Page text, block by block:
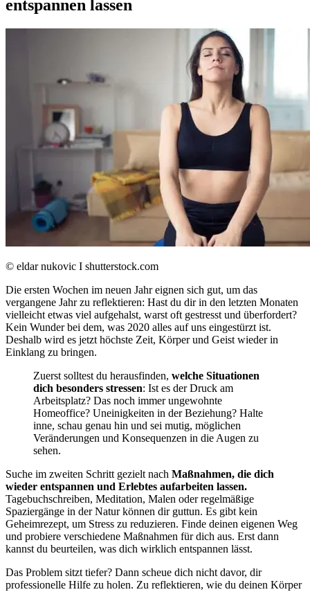
entspannen lassen
© eldar nukovic I shutterstock.com
Die ersten Wochen im neuen Jahr eignen sich gut, um das
vergangene Jahr zu reflektieren: Hast du dir in den letzten Monaten
vielleicht etwas viel aufgehalst, warst oft gestresst und überfordert?
Kein Wunder bei dem, was 2020 alles auf uns eingestürzt ist.
Deshalb wird es jetzt höchste Zeit, Körper und Geist wieder in
Einklang zu bringen.
Zuerst solltest du herausfinden, welche Situationen
dich besonders stressen: Ist es der Druck am
Arbeitsplatz? Das noch immer ungewohnte
Homeoffice? Uneinigkeiten in der Beziehung? Halte
inne, schau genau hin und sei mutig, möglichen
Veränderungen und Konsequenzen in die Augen zu
sehen.
Suche im zweiten Schritt gezielt nach Maßnahmen, die dich
wieder entspannen und Erlebtes aufarbeiten lassen.
Tagebuchschreiben, Meditation, Malen oder regelmäßige
Spaziergänge in der Natur können dir guttun. Es gibt kein
Geheimrezept, um Stress zu reduzieren. Finde deinen eigenen Weg
und probiere verschiedene Maßnahmen für dich aus. Erst dann
kannst du beurteilen, was dich wirklich entspannen lässt.
Das Problem sitzt tiefer? Dann scheue dich nicht davor, dir
professionelle Hilfe zu holen. Zu reflektieren, wie du deinen Körper